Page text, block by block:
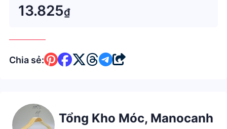
chụp thật , ở ngoài xích đẹp, sáng lung linh nhé khách
THÔNG
13.825₫
Chia sẻ:
Tổng Kho Móc, Manocanh